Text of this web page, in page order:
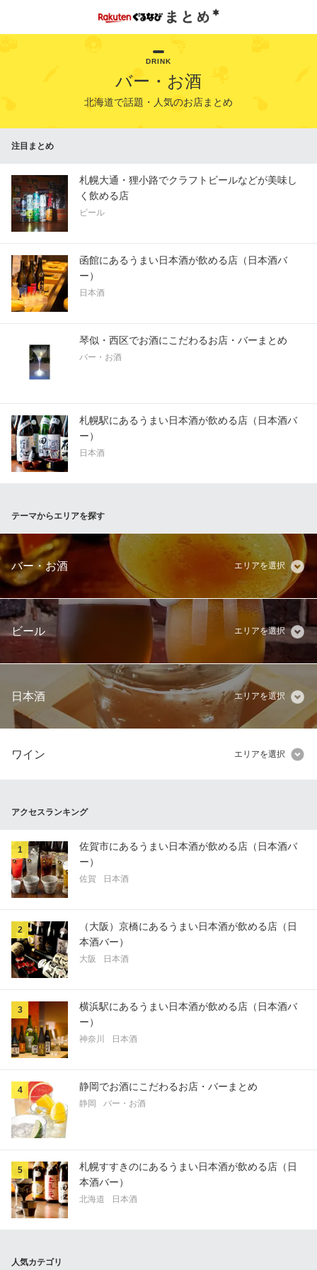
DRINK
バー・お酒
北海道で話題・人気のお店まとめ
注目まとめ
札幌大通・狸小路でクラフトビールなどが美味し
く飲める店
ビール
函館にあるうまい日本酒が飲める店（日本酒バ
ー）
日本酒
琴似・西区でお酒にこだわるお店・バーまとめ
バー・お酒
札幌駅にあるうまい日本酒が飲める店（日本酒バ
ー）
日本酒
テーマからエリアを探す
バー・お酒 エリアを選択
ビール エリアを選択
日本酒 エリアを選択
ワイン エリアを選択
アクセスランキング
1
佐賀市にあるうまい日本酒が飲める店（日本酒バ
ー）
佐賀 日本酒
2
（大阪）京橋にあるうまい日本酒が飲める店（日
本酒バー）
大阪 日本酒
3
横浜駅にあるうまい日本酒が飲める店（日本酒バ
ー）
神奈川 日本酒
4 静岡でお酒にこだわるお店・バーまとめ
静岡 バー・お酒
5
札幌すすきのにあるうまい日本酒が飲める店（日
本酒バー）
北海道 日本酒
人気カテゴリ